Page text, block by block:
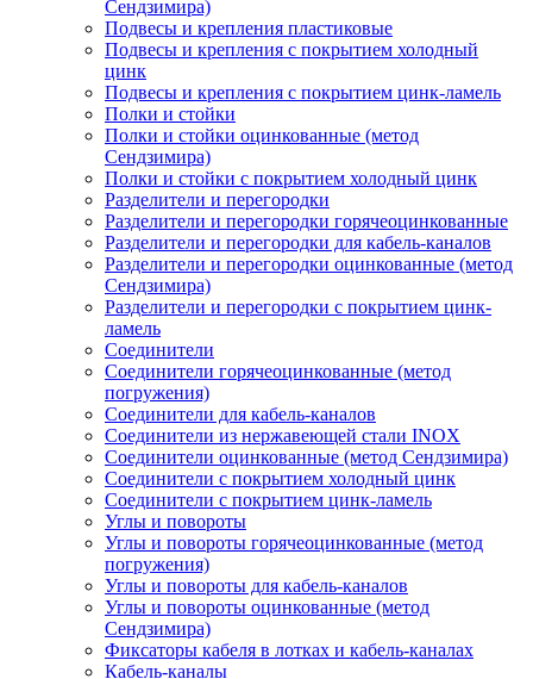
Сендзимира)
Подвесы и крепления пластиковые
Подвесы и крепления с покрытием холодный
цинк
Подвесы и крепления с покрытием цинк-ламель
Полки и стойки
Полки и стойки оцинкованные (метод
Сендзимира)
Полки и стойки с покрытием холодный цинк
Разделители и перегородки
Разделители и перегородки горячеоцинкованные
Разделители и перегородки для кабель-каналов
Разделители и перегородки оцинкованные (метод
Сендзимира)
Разделители и перегородки с покрытием цинк-
ламель
Соединители
Соединители горячеоцинкованные (метод
погружения)
Соединители для кабель-каналов
Соединители из нержавеющей стали INOX
Соединители оцинкованные (метод Сендзимира)
Соединители с покрытием холодный цинк
Соединители с покрытием цинк-ламель
Углы и повороты
Углы и повороты горячеоцинкованные (метод
погружения)
Углы и повороты для кабель-каналов
Углы и повороты оцинкованные (метод
Сендзимира)
Фиксаторы кабеля в лотках и кабель-каналах
Кабель-каналы